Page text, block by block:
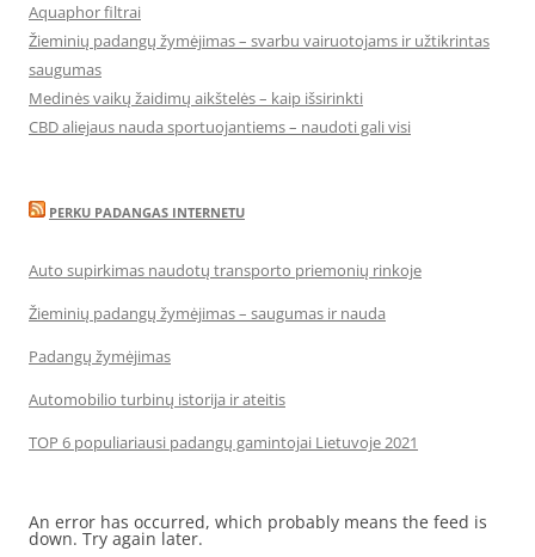
Aquaphor filtrai
Žieminių padangų žymėjimas – svarbu vairuotojams ir užtikrintas
saugumas
Medinės vaikų žaidimų aikštelės – kaip išsirinkti
CBD aliejaus nauda sportuojantiems – naudoti gali visi
PERKU PADANGAS INTERNETU
Auto supirkimas naudotų transporto priemonių rinkoje
Žieminių padangų žymėjimas – saugumas ir nauda
Padangų žymėjimas
Automobilio turbinų istorija ir ateitis
TOP 6 populiariausi padangų gamintojai Lietuvoje 2021
An error has occurred, which probably means the feed is
down. Try again later.